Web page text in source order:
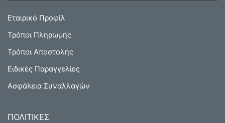
Εταιρικό Προφίλ
Τρόποι Πληρωμής
Τρόποι Αποστολής
Ειδικές Παραγγελίες
Ασφάλεια Συναλλαγών
ΠΟΛΙΤΙΚΕΣ